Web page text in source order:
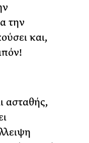
την
και,
ασταθής,